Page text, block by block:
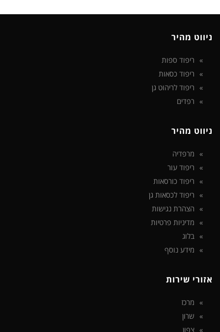
ניווט מהיר
ריפוד ספות
ריפוד כסאות
ריפוד לריהוט גן
רפדים
ניווט מהיר
מרפדיה
ריפוד עור
ריפוד כורסאות
ריפוד לכסאות גן
הצהרת נגישות
מדיניות פרטיות
בלוג
מידע נוסף
אזורי שירות
מרכז
שרון
צפון